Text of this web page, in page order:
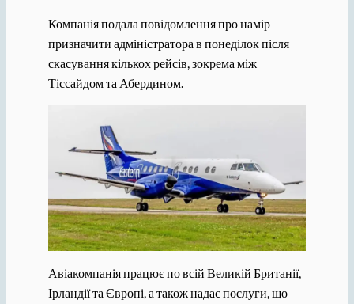
Компанія подала повідомлення про намір
призначити адміністратора в понеділок після
скасування кількох рейсів, зокрема між
Тіссайдом та Абердином.
Авіакомпанія працює по всій Великій Британії,
Ірландії та Європі, а також надає послуги, що